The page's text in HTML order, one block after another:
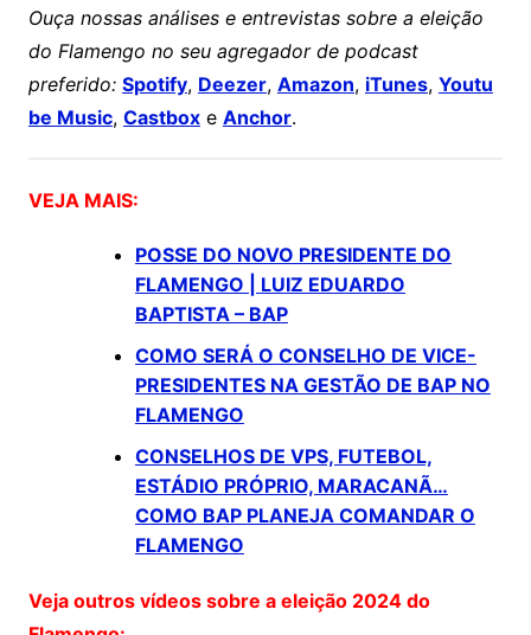
Ouça nossas análises e entrevistas sobre a eleição
do Flamengo no seu agregador de podcast
preferido: Spotify, Deezer, Amazon, iTunes, Youtu
be Music, Castboxe Anchor.
VEJA MAIS:
POSSE DO NOVO PRESIDENTE DO
FLAMENGO | LUIZ EDUARDO
BAPTISTA – BAP
COMO SERÁ O CONSELHO DE VICE-
PRESIDENTES NA GESTÃO DE BAP NO
FLAMENGO
CONSELHOS DE VPS, FUTEBOL,
ESTÁDIO PRÓPRIO, MARACANÃ…
COMO BAP PLANEJA COMANDAR O
FLAMENGO
Veja outros vídeos sobre a eleição 2024 do